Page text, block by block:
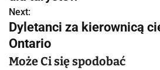
w
i
g
Next:
Dyletanci za kierownicą
Ontario
Może Ci się spodobać